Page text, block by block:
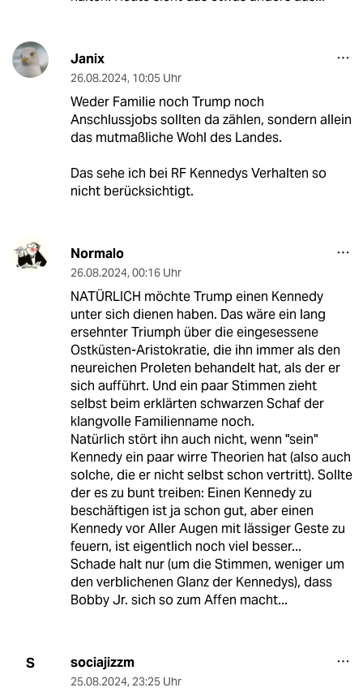
Janix
26.08.2024, 10:05 Uhr
Weder Familie noch Trump noch
Anschlussjobs sollten da zählen, sondern allein
das mutmaßliche Wohl des Landes.
Das sehe ich bei RF Kennedys Verhalten so
nicht berücksichtigt.
Normalo
26.08.2024, 00:16 Uhr
NATÜRLICH möchte Trump einen Kennedy
unter sich dienen haben. Das wäre ein lang
ersehnter Triumph über die eingesessene
Ostküsten-Aristokratie, die ihn immer als den
neureichen Proleten behandelt hat, als der er
sich aufführt. Und ein paar Stimmen zieht
selbst beim erklärten schwarzen Schaf der
klangvolle Familienname noch.
Natürlich stört ihn auch nicht, wenn "sein"
Kennedy ein paar wirre Theorien hat (also auch
solche, die er nicht selbst schon vertritt). Sollte
der es zu bunt treiben: Einen Kennedy zu
beschäftigen ist ja schon gut, aber einen
Kennedy vor Aller Augen mit lässiger Geste zu
feuern, ist eigentlich noch viel besser...
Schade halt nur (um die Stimmen, weniger um
den verblichenen Glanz der Kennedys), dass
Bobby Jr. sich so zum Affen macht...
S sociajizzm
25.08.2024, 23:25 Uhr